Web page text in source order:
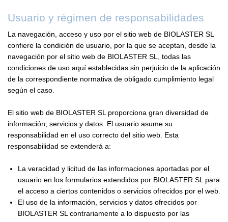
Usuario y régimen de responsabilidades
La navegación, acceso y uso por el sitio web de BIOLASTER SL
confiere la condición de usuario, por la que se aceptan, desde la
navegación por el sitio web de BIOLASTER SL, todas las
condiciones de uso aquí establecidas sin perjuicio de la aplicación
de la correspondiente normativa de obligado cumplimiento legal
según el caso.
El sitio web de BIOLASTER SL proporciona gran diversidad de
información, servicios y datos. El usuario asume su
responsabilidad en el uso correcto del sitio web. Esta
responsabilidad se extenderá a:
La veracidad y licitud de las informaciones aportadas por el
usuario en los formularios extendidos por BIOLASTER SL para
el acceso a ciertos contenidos o servicios ofrecidos por el web.
El uso de la información, servicios y datos ofrecidos por
BIOLASTER SL contrariamente a lo dispuesto por las